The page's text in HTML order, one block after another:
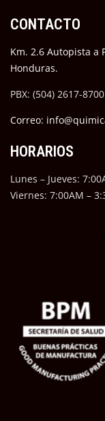
CONTACTO
Km. 2.6 Autopista a
Honduras.
PBX: (504) 2617-8700
Correo:
HORARIOS
Lunes – Jueves:
Viernes: 7:00AM –